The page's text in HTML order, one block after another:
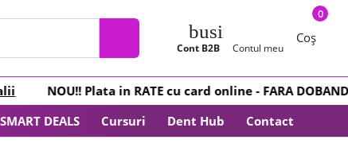
business_center
Cont B2B Contul meu
Coș
0
NOU!! Plata in RATEcu card online -FARA DOBANDA/
SMART DEALS Cursuri Dent Hub Contact